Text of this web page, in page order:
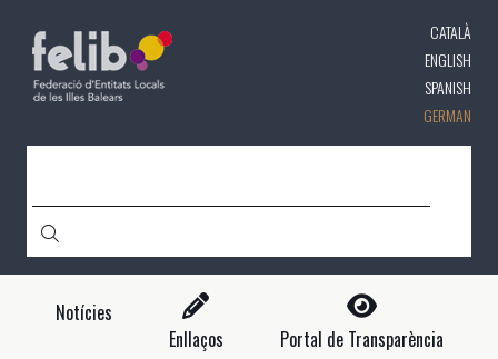
CATALÀ
ENGLISH
SPANISH
GERMAN
Notícies
Enllaços
Portal de Transparència